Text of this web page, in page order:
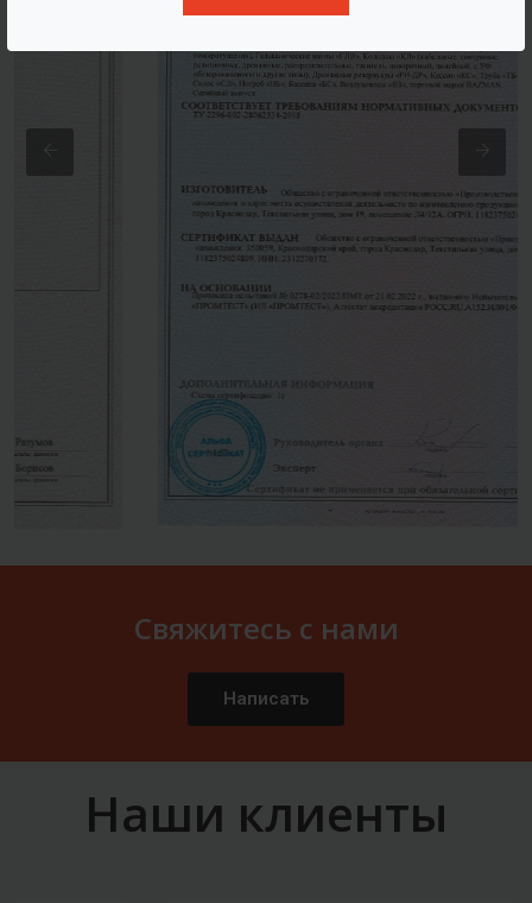
Свяжитесь с нами
Написать
Наши клиенты